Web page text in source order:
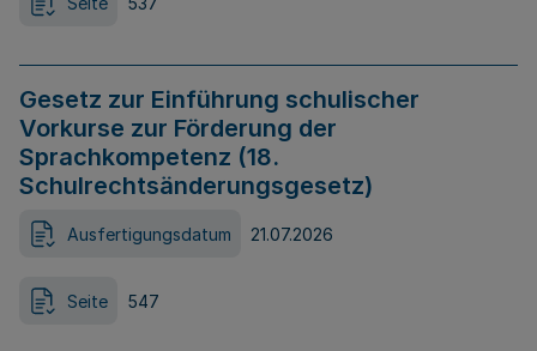
Gesetz zur Einführung schulischer
Vorkurse zur Förderung der
Sprachkompetenz (18.
Schulrechtsänderungsgesetz)
Ausfertigungsdatum 21.07.2026
Seite 547